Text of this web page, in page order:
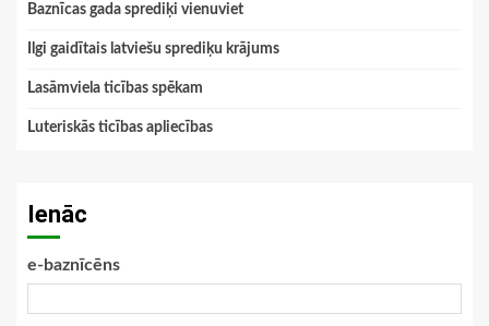
Baznīcas gada sprediķi vienuviet
Ilgi gaidītais latviešu sprediķu krājums
Lasāmviela ticības spēkam
Luteriskās ticības apliecības
Ienāc
e-baznīcēns